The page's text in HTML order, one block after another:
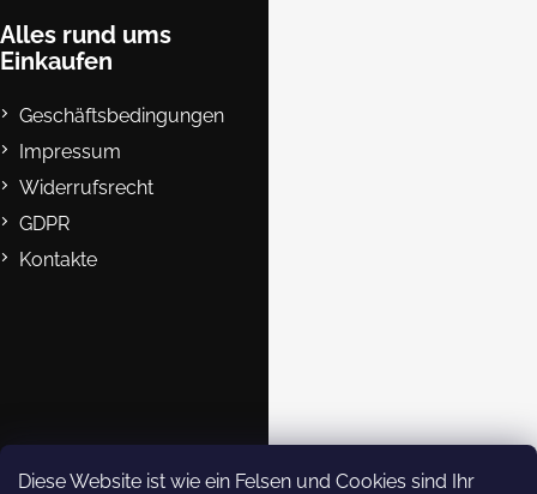
Diese Website ist wie ein Felsen und Cookies sind Ihr
e
i
l
Alles rund ums
Einkaufen
Geschäftsbedingungen
Impressum
Widerrufsrecht
GDPR
Kontakte
+420 412 704 161
Rock Empire s.r.o.